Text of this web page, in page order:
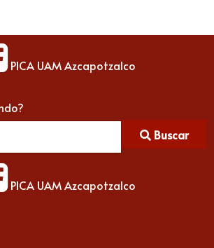
PICA UAM Azcapotzalco
Buscar
PICA UAM Azcapotzalco